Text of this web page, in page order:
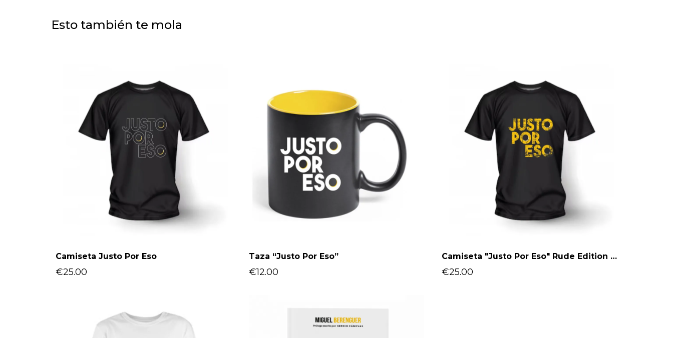
Esto también te mola
Camiseta Justo Por Eso
€25.00
Taza “Justo Por Eso”
€12.00
Camiseta "Justo Por Eso" Rude Edition – Estilo Desgastado
€25.00